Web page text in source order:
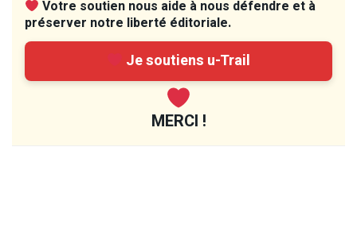
Votre soutien nous aide à nous défendre et à
préserver notre liberté éditoriale.
Je soutiens u-Trail
MERCI !